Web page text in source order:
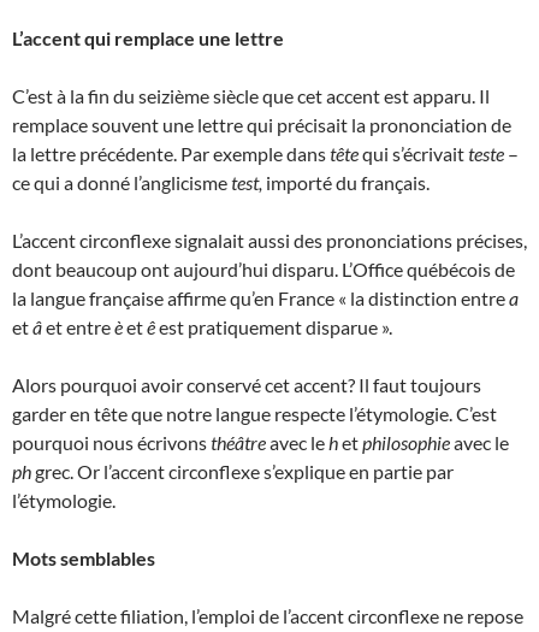
L’accent qui remplace une lettre
C’est à la fin du seizième siècle que cet accent est apparu. Il
remplace souvent une lettre qui précisait la prononciation de
la lettre précédente. Par exemple danstêtequi s’écrivaitteste –
ce qui a donné l’anglicismetest, importé du français.
L’accent circonflexe signalait aussi des prononciations précises,
dont beaucoup ont aujourd’hui disparu. L’Office québécois de
la langue française affirme qu’en France « la distinction entrea
etâet entreèetêest pratiquement disparue ».
Alors pourquoi avoir conservé cet accent? Il faut toujours
garder en tête que notre langue respecte l’étymologie. C’est
pourquoi nous écrivonsthéâtreavec lehetphilosophieavec le
phgrec. Or l’accent circonflexe s’explique en partie par
l’étymologie.
Mots semblables
Malgré cette filiation, l’emploi de l’accent circonflexe ne repose